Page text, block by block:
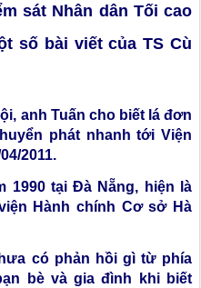
sát Nhân dân Tối cao
số bài viết của TS Cù
anh Tuấn cho biết lá đơn
phát nhanh tới Viện
2011.
1990 tại Đà Nẵng, hiện là
Hành chính Cơ sở Hà
có phản hồi gì từ phía
bè và gia đình khi biết